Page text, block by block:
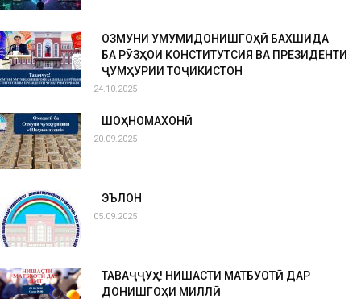
ОЗМУНИ УМУМИДОНИШГОҲӢ БАХШИДА
БА РӮЗҲОИ КОНСТИТУТСИЯ ВА ПРЕЗИДЕНТИ
ҶУМҲУРИИ ТОҶИКИСТОН
24.10.2025
ШОҲНОМАХОНӢ
20.09.2025
ЭЪЛОН
05.09.2025
ТАВАҶҶУҲ! НИШАСТИ МАТБУОТӢ ДАР
ДОНИШГОҲИ МИЛЛӢ